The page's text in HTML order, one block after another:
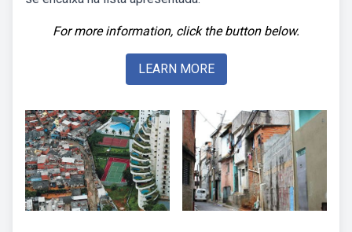
For more information, click the button below.
LEARN MORE